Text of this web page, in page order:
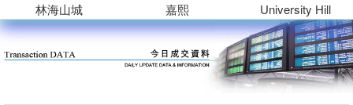
林海山城 嘉熙 University Hill